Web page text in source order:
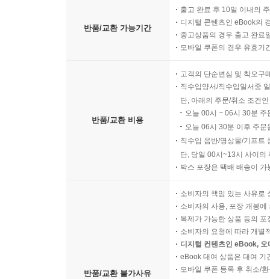
의 말들을 떠올릴 수 있다면 좋겠다.
--- p.340
분명 어떤 인간은 더 악한 기질을, 어떤 인간은
있고, 삶의 어느 국면에 전혀 다른 방향으로 꺾이
고 믿어서가 아니다. 중요한 것은 사회가 어떤 본
가 없을 만큼 최소한의 선을 넉넉하게 보장하는 사
반품/교환 가능기간
출고 완료 후 10일 이내의
디지털 콘텐츠인 eBook의
중고상품의 경우 출고 완료
모바일 쿠폰의 경우 유효기
반품/교환 비용
고객의 단순변심 및 착오구
직수입양서/직수입일서중
단, 아래의 주문/취소 조건
오늘 00시 ~ 06시 30분
오늘 06시 30분 이후 주
직수입 음반/영상물/기프트
단, 당일 00시~13시 사이의
박스 포장은 택배 배송이
반품/교환 불가사유
소비자의 책임 있는 사유로
소비자의 사용, 포장 개봉
복제가 가능한 상품 등의
소비자의 요청에 따라 개별
디지털 컨텐츠인 eBook,
eBook 대여 상품은 대여 기
모바일 쿠폰 등록 후 취소/